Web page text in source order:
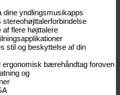
yndlingsmusikapps
af flere højttalere
stil og beskyttelse af din
ergonomisk bærehåndtag foroven
og